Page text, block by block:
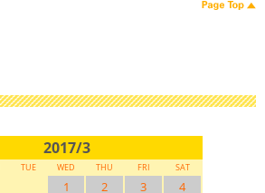
2017/3
TUE WED THU FRI SAT
1 2 3
4